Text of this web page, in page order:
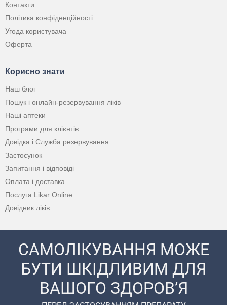
Контакти
Політика конфіденційності
Угода користувача
Оферта
Корисно знати
Наш блог
Пошук і онлайн-резервування ліків
Наші аптеки
Програми для клієнтів
Довідка і Служба резервування
Застосунок
Запитання і відповіді
Оплата і доставка
Послуга Likar Online
Довідник ліків
САМОЛІКУВАННЯ МОЖЕ
БУТИ ШКІДЛИВИМ ДЛЯ
ВАШОГО ЗДОРОВ’Я